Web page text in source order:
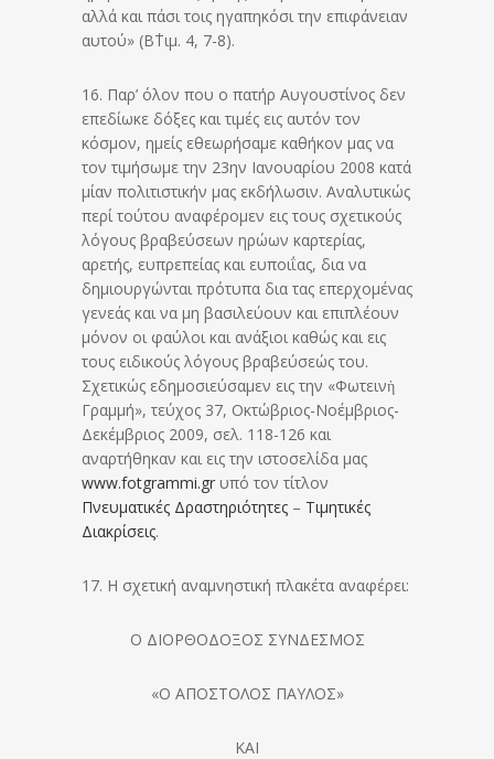
αλλά και πάσι τοις ηγαπηκόσι την επιφάνειαν
αυτού» (Β΄Τιμ. 4, 7-8).
16. Παρ’ όλον που ο πατήρ Αυγουστίνος δεν
επεδίωκε δόξες και τιμές εις αυτόν τον
κόσμον, ημείς εθεωρήσαμε καθήκον μας να
τον τιμήσωμε την 23ην Ιανουαρίου 2008 κατά
μίαν πολιτιστικήν μας εκδήλωσιν. Αναλυτικώς
περί τούτου αναφέρομεν εις τους σχετικούς
λόγους βραβεύσεων ηρώων καρτερίας,
αρετής, ευπρεπείας και ευποιΐας, δια να
δημιουργώνται πρότυπα δια τας επερχομένας
γενεάς και να μη βασιλεύουν και επιπλέουν
μόνον οι φαύλοι και ανάξιοι καθώς και εις
τους ειδικούς λόγους βραβεύσεώς του.
Σχετικώς εδημοσιεύσαμεν εις την «Φωτεινὴ
Γραμμή», τεύχος 37, Οκτώβριος-Νοέμβριος-
Δεκέμβριος 2009, σελ. 118-126 και
αναρτήθηκαν και εις την ιστοσελίδα μας
www.fotgrammi.gr υπό τον τίτλον
Πνευματικές Δραστηριότητες – Τιμητικές
Διακρίσεις.
17. Η σχετική αναμνηστική πλακέτα αναφέρει:
Ο ΔΙΟΡΘΟΔΟΞΟΣ ΣΥΝΔΕΣΜΟΣ
«Ο ΑΠΟΣΤΟΛΟΣ ΠΑΥΛΟΣ»
ΚΑΙ